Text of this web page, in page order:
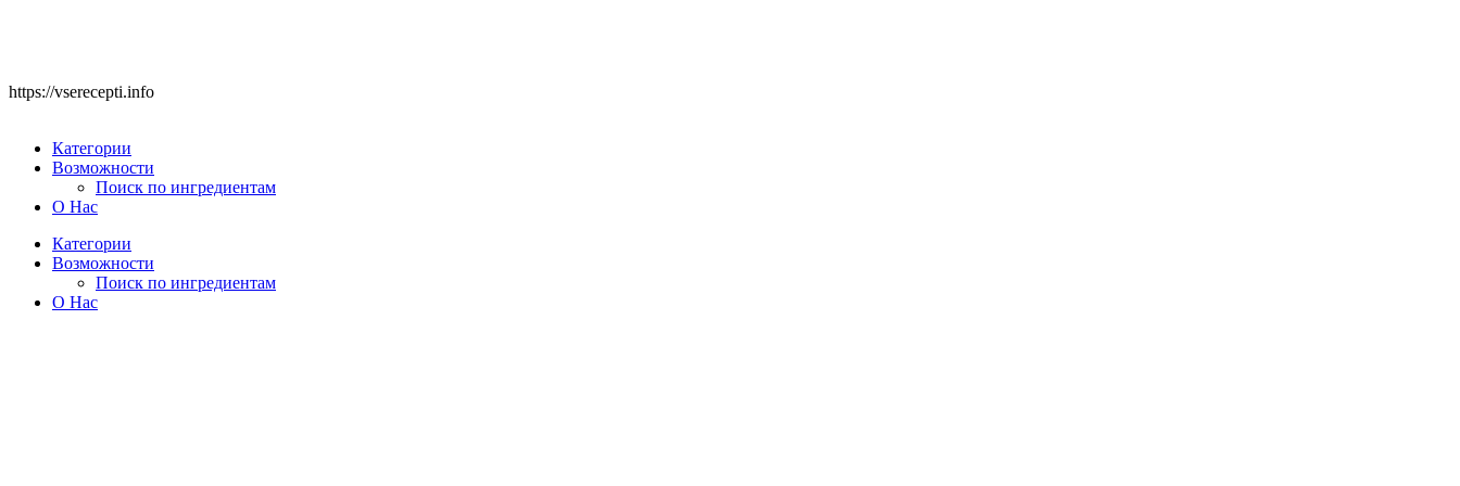
https://vserecepti.info
Категории
Возможности
Поиск по ингредиентам
О Нас
Категории
Возможности
Поиск по ингредиентам
О Нас